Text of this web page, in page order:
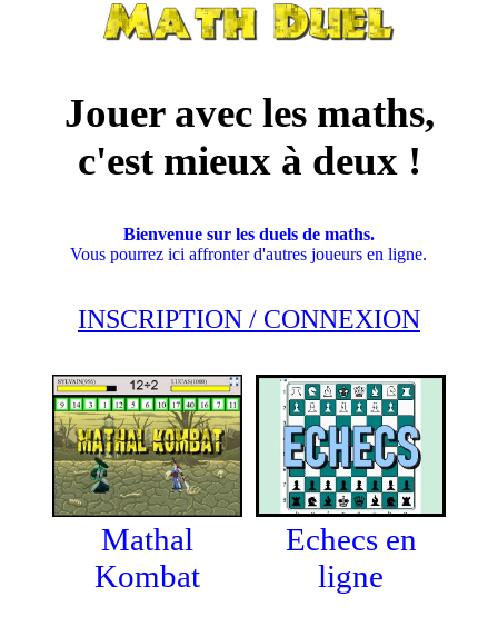
Jouer avec les maths,
c'est mieux à deux !
Bienvenue sur les duels de maths.
Vous pourrez ici affronter d'autres joueurs en ligne.
INSCRIPTION / CONNEXION
Mathal
Kombat
Echecs en
ligne